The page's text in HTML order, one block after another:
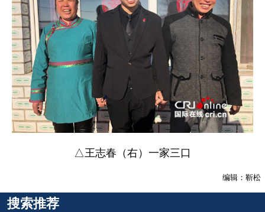
△王志春（右）一家三口
编辑：靳松
搜索推荐